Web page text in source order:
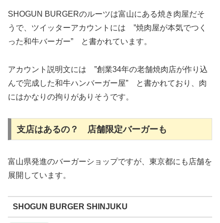
SHOGUN BURGERのルーツは富山にある焼き肉屋だそ
うで、ツイッターアカウントには ”焼肉屋が本気でつく
った和牛バーガー” と書かれています。
アカウント説明文には ”創業34年の老舗焼肉店が作り込
んで完成した和牛ハンバーガー屋” と書かれており、肉
にはかなりの拘りがありそうです。
支店はあるの？ 店舗限定バーガーも
富山県発進のバーガーショップですが、東京都にも店舗を
展開しています。
SHOGUN BURGER SHINJUKU